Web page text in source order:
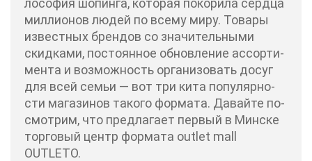
ло­со­фия шо­пин­га, ко­то­рая по­ко­ри­ла серд­ца
мил­ли­о­нов лю­дей по все­му ми­ру. То­ва­ры
из­вест­ных брен­дов со зна­чи­тель­ны­ми
скид­ка­ми, по­сто­ян­ное об­нов­ле­ние ас­сор­ти­
мен­та и воз­мож­ность ор­га­ни­зо­вать до­суг
для всей се­мьи — вот три ки­та по­пу­ляр­но­
сти ма­га­зи­нов та­ко­го фор­ма­та. Да­вай­те по­
смот­рим, что пред­ла­га­ет пер­вый в Мин­ске
тор­го­вый центр фор­ма­та оutlet mall
OUTLETO.